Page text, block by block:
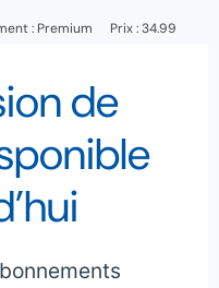
: Premium Prix : 34.99
de